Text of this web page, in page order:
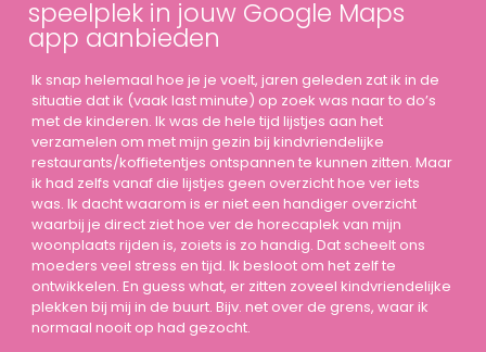
speelplek in jouw Google Maps
app aanbieden
Ik snap helemaal hoe je je voelt, jaren geleden zat ik in de
situatie dat ik (vaak last minute) op zoek was naar to do’s
met de kinderen. Ik was de hele tijd lijstjes aan het
verzamelen om met mijn gezin bij kindvriendelijke
restaurants/koffietentjes ontspannen te kunnen zitten. Maar
ik had zelfs vanaf die lijstjes geen overzicht hoe ver iets
was. Ik dacht waarom is er niet een handiger overzicht
waarbij je direct ziet hoe ver de horecaplek van mijn
woonplaats rijden is, zoiets is zo handig. Dat scheelt ons
moeders veel stress en tijd. Ik besloot om het zelf te
ontwikkelen. En guess what, er zitten zoveel kindvriendelijke
plekken bij mij in de buurt. Bijv. net over de grens, waar ik
normaal nooit op had gezocht.